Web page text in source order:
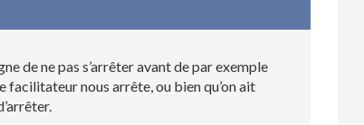
de ne pas s’arrêter avant de par exemple
nous arrête, ou bien qu’on ait